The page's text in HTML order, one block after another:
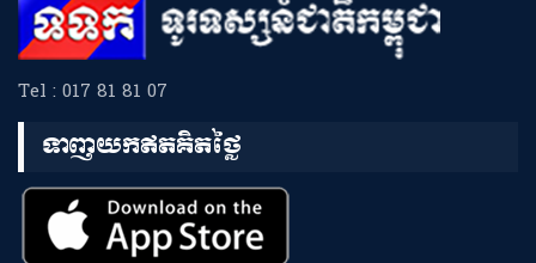
Tel : 017 81 81 07
ទាញយកឥតគិតថ្លៃ